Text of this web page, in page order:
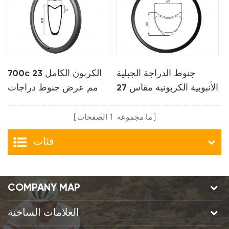
700c الكربون الكامل 23
مم عرض جنوط دراجات
جنوط الدراجة الجبلية
الأنبوبية الكربونية مقاس 27
ما مجموعه 1 الصفحات
فئات
COMPANY MAP
العلامات الساخنة